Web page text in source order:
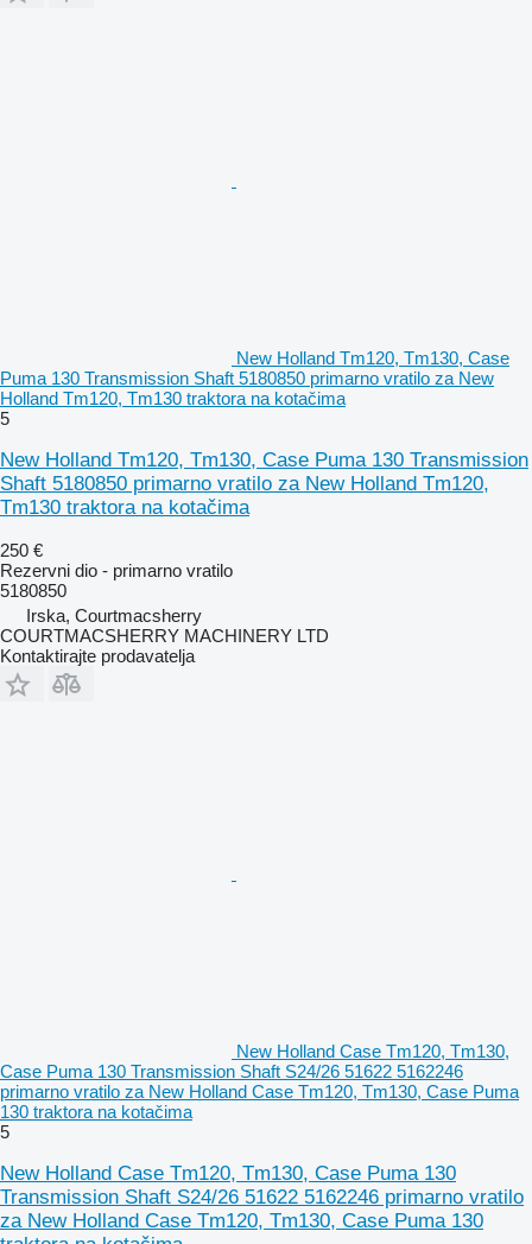
New Holland Tm120, Tm130, Case
Puma 130 Transmission Shaft 5180850 primarno vratilo za New
Holland Tm120, Tm130 traktora na kotačima
5
New Holland Tm120, Tm130, Case Puma 130 Transmission
Shaft 5180850 primarno vratilo za New Holland Tm120,
Tm130 traktora na kotačima
250 €
Rezervni dio - primarno vratilo
5180850
Irska, Courtmacsherry
COURTMACSHERRY MACHINERY LTD
Kontaktirajte prodavatelja
New Holland Case Tm120, Tm130,
Case Puma 130 Transmission Shaft S24/26 51622 5162246
primarno vratilo za New Holland Case Tm120, Tm130, Case Puma
130 traktora na kotačima
5
New Holland Case Tm120, Tm130, Case Puma 130
Transmission Shaft S24/26 51622 5162246 primarno vratilo
za New Holland Case Tm120, Tm130, Case Puma 130